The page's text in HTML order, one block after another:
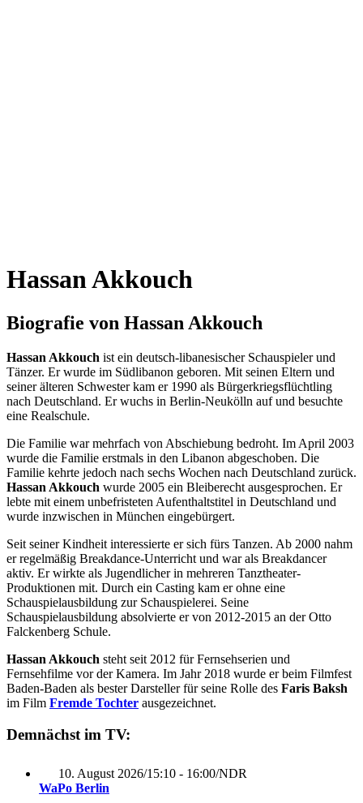
Hassan Akkouch
Biografie von Hassan Akkouch
Hassan Akkouch ist ein deutsch-libanesischer Schauspieler und
Tänzer. Er wurde im Südlibanon geboren. Mit seinen Eltern und
seiner älteren Schwester kam er 1990 als Bürgerkriegsflüchtling
nach Deutschland. Er wuchs in Berlin-Neukölln auf und besuchte
eine Realschule.
Die Familie war mehrfach von Abschiebung bedroht. Im April 2003
wurde die Familie erstmals in den Libanon abgeschoben. Die
Familie kehrte jedoch nach sechs Wochen nach Deutschland zurück.
Hassan Akkouch wurde 2005 ein Bleiberecht ausgesprochen. Er
lebte mit einem unbefristeten Aufenthaltstitel in Deutschland und
wurde inzwischen in München eingebürgert.
Seit seiner Kindheit interessierte er sich fürs Tanzen. Ab 2000 nahm
er regelmäßig Breakdance-Unterricht und war als Breakdancer
aktiv. Er wirkte als Jugendlicher in mehreren Tanztheater-
Produktionen mit. Durch ein Casting kam er ohne eine
Schauspielausbildung zur Schauspielerei. Seine
Schauspielausbildung absolvierte er von 2012-2015 an der Otto
Falckenberg Schule.
Hassan Akkouch steht seit 2012 für Fernsehserien und
Fernsehfilme vor der Kamera. Im Jahr 2018 wurde er beim Filmfest
Baden-Baden als bester Darsteller für seine Rolle des Faris Baksh
im Film Fremde Tochter ausgezeichnet.
Demnächst im TV:
10. August 2026/15:10 - 16:00/NDR
WaPo Berlin